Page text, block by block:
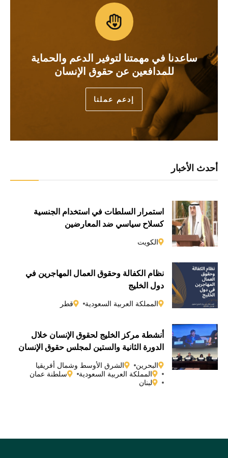
ساعدنا في مهمتنا لتوفير الدعم والحماية
للمدافعين عن حقوق الإنسان
إدعم عملنا
أحدث الأخبار
استمرار السلطات في استخدام الجنسية
كسلاحٍ سياسي ضد المعارضين
الكويت
نظام الكفالة وحقوق العمال المهاجرين في
دول الخليج
المملكة العربية السعودية قطر
أنشطة مركز الخليج لحقوق الإنسان خلال
الدورة الثانية والستين لمجلس حقوق الإنسان
التابع للأمم المتحدة
البحرين
الشرق الأوسط وشمال أفريقيا
المملكة العربية السعودية
سلطنة عمان
لبنان